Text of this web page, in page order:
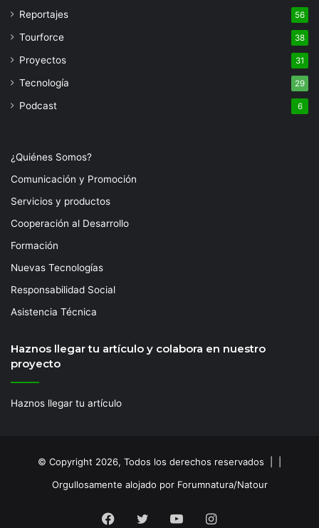
Reportajes 56
Tourforce 38
Proyectos 31
Tecnología 29
Podcast 6
¿Quiénes Somos?
Comunicación y Promoción
Servicios y productos
Cooperación al Desarrollo
Formación
Nuevas Tecnologías
Responsabilidad Social
Asistencia Técnica
Haznos llegar tu artículo y colabora en nuestro
proyecto
Haznos llegar tu artículo
© Copyright 2026, Todos los derechos reservados | |
Orgullosamente alojado por Forumnatura/Natour
Facebook
TwitterYouTubeInstagram